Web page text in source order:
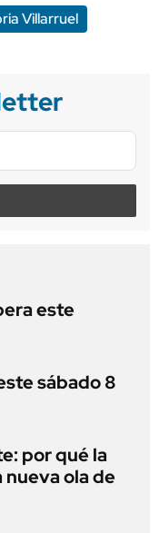
Villarruel
este
sábado 8
por qué la
ola de